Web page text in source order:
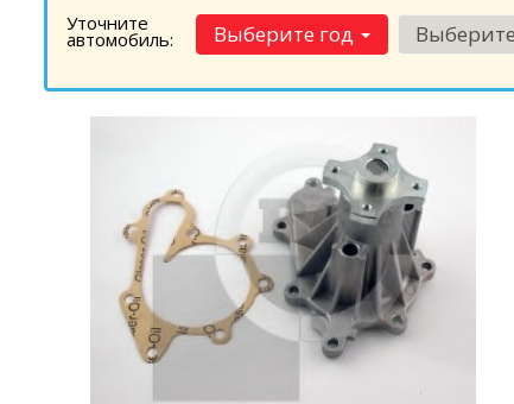
Уточните
автомобиль: Выберите год